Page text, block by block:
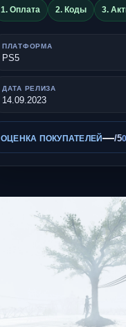
1. Оплата 2. Коды 3.
ПЛАТФОРМА
PS5
ДАТА РЕЛИЗА
14.09.2023
ОЦЕНКА ПОКУПАТЕЛЕЙ—/5